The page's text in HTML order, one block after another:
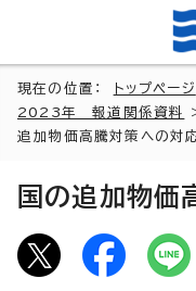
現在の位置： トップページ
2023年 報道関係資料
追加物価高騰対策への対
国の追加物価